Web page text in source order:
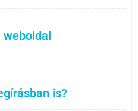
weboldal
is?